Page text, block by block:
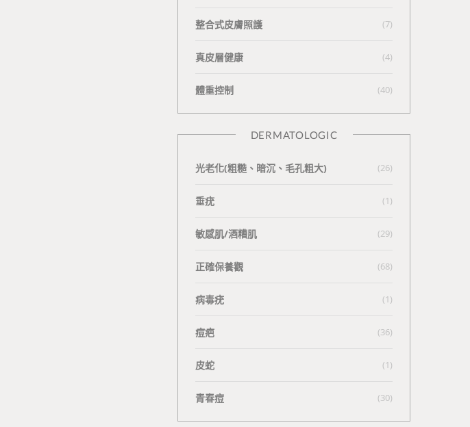
整合式皮膚照護 (7)
真皮層健康 (4)
體重控制 (40)
DERMATOLOGIC
光老化(粗糙、暗沉、毛孔粗大) (26)
垂疣 (1)
敏感肌/酒糟肌 (29)
正確保養觀 (68)
病毒疣 (1)
痘疤 (36)
皮蛇 (1)
青春痘 (30)